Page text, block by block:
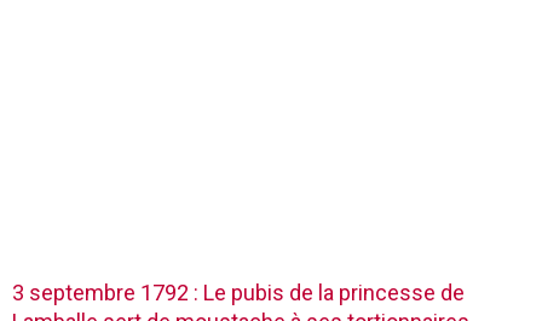
3 septembre 1792 : Le pubis de la princesse de